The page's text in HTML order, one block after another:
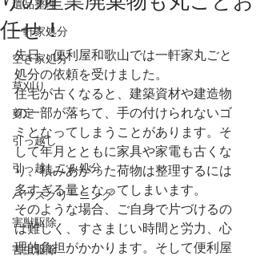
遺品整理
一軒家処分
空き家処分
草刈り
剪定
引っ越し
引っ越しごみ処分
ハウスクリーニング
害獣駆除
害虫駆除
任せ！
先日、便利屋和歌山では一軒家丸ごと
処分の依頼を受けました。
住宅が古くなると、建築資材や建造物
の一部が落ちて、手の付けられないゴ
ミとなってしまうことがあります。そ
して年月とともに家具や家電も古くな
り、積みあがった荷物は整理するには
多すぎる量となってしまいます。
そのような場合、ご自身で片づけるの
は難しく、すさまじい時間と労力、心
理的負担がかかります。そして便利屋